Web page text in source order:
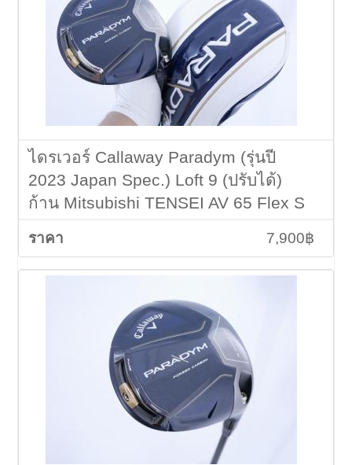
ไดรเวอร์ Callaway Paradym (รุ่นปี
2023 Japan Spec.) Loft 9 (ปรับได้)
ก้าน Mitsubishi TENSEI AV 65 Flex S
7,900฿